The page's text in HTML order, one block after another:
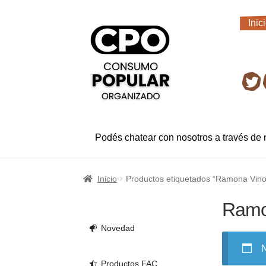
navegación
al
contenido
Podés chatear con nosotros a través de
Inicio Productos etiquetados “Ramona
Novedad
Productos FAC.